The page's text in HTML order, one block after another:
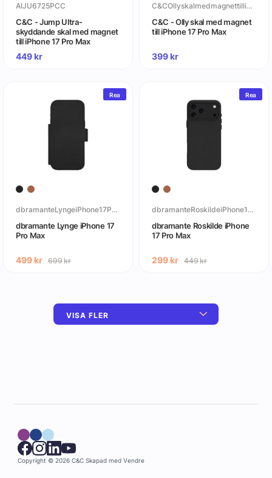
AIJU6725PCC
C&C - Jump Ultra-
skyddande skal med magnet
till iPhone 17 Pro Max
449kr
C&COllyskalmedmagnettilliPhone17ProMax
C&C - Olly skal med magnet
till iPhone 17 Pro Max
399kr
Rea
dbramanteLyngeiPhone17ProMax
dbramante Lynge iPhone 17
Pro Max
499 kr 699kr
Rea
dbramanteRoskildeiPhone17ProMax
dbramante Roskilde iPhone
17 Pro Max
299 kr 449kr
VISA FLER
Copyright © 2026 C&C Skapad med Vendre